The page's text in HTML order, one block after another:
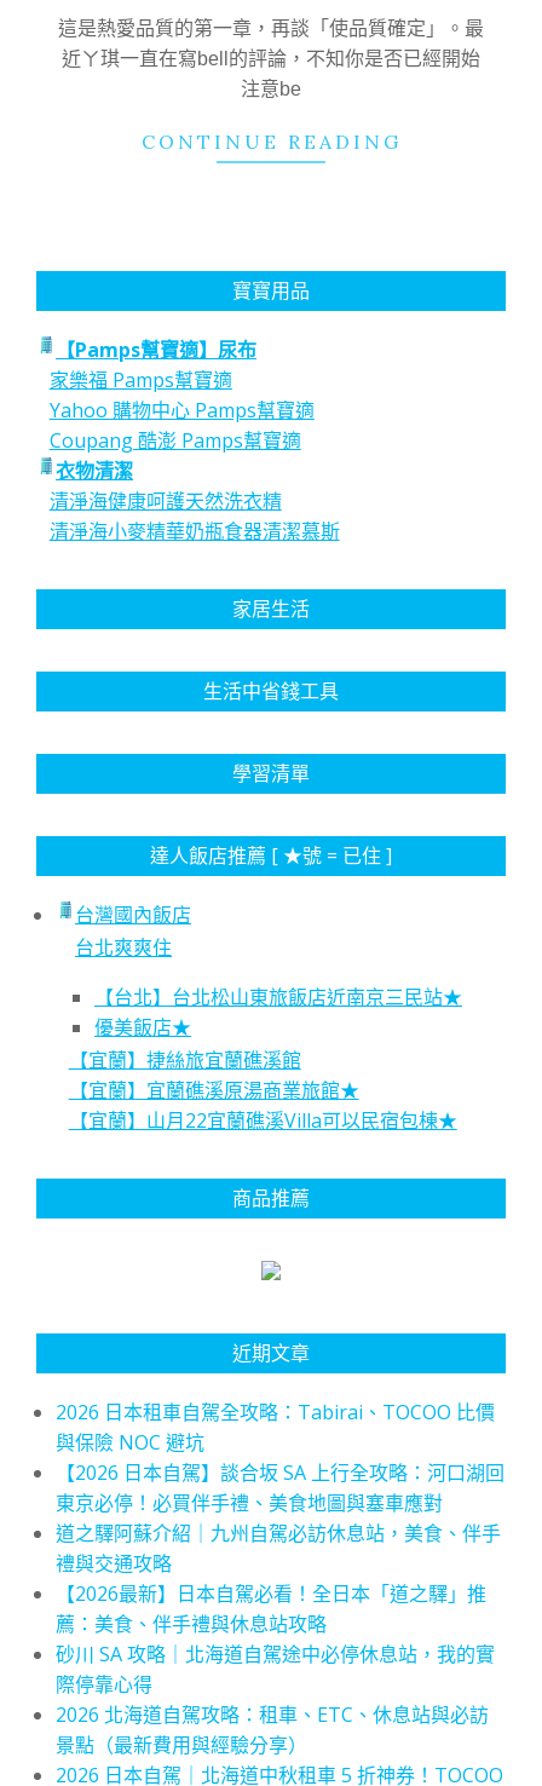
21
這是熱愛品質的第一章，再談「使品質確定」。最
近ㄚ琪一直在寫bell的評論，不知你是否已經開始
注意be
CONTINUE READING
寶寶用品
【Pamps幫寶適】尿布
家樂福 Pamps幫寶適
Yahoo 購物中心 Pamps幫寶適
Coupang 酷澎 Pamps幫寶適
衣物清潔
清淨海健康呵護天然洗衣精
清淨海小麥精華奶瓶食器清潔慕斯
家居生活
生活中省錢工具
學習清單
達人飯店推薦 [ ★號 = 已住 ]
台灣國內飯店
台北爽爽住
【台北】台北松山東旅飯店近南京三民站★
優美飯店★
【宜蘭】捷絲旅宜蘭礁溪館
【宜蘭】宜蘭礁溪原湯商業旅館★
【宜蘭】山月22宜蘭礁溪Villa可以民宿包棟★
商品推薦
近期文章
2026 日本租車自駕全攻略：Tabirai、TOCOO 比價
與保險 NOC 避坑
【2026 日本自駕】談合坂 SA 上行全攻略：河口湖回
東京必停！必買伴手禮、美食地圖與塞車應對
道之驛阿蘇介紹｜九州自駕必訪休息站，美食、伴手
禮與交通攻略
【2026最新】日本自駕必看！全日本「道之驛」推
薦：美食、伴手禮與休息站攻略
砂川 SA 攻略｜北海道自駕途中必停休息站，我的實
際停靠心得
2026 北海道自駕攻略：租車、ETC、休息站與必訪
景點（最新費用與經驗分享）
2026 日本自駕｜北海道中秋租車 5 折神券！TOCOO